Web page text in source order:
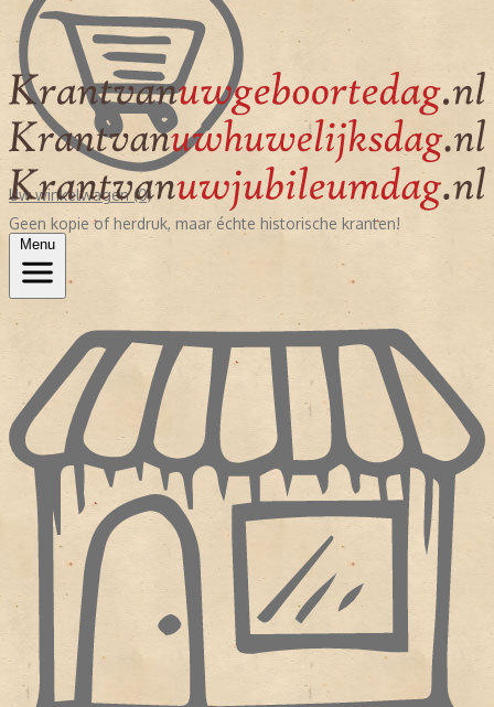
Uw winkelwagen (0)
Geen kopie of herdruk, maar échte historische kranten!
Menu